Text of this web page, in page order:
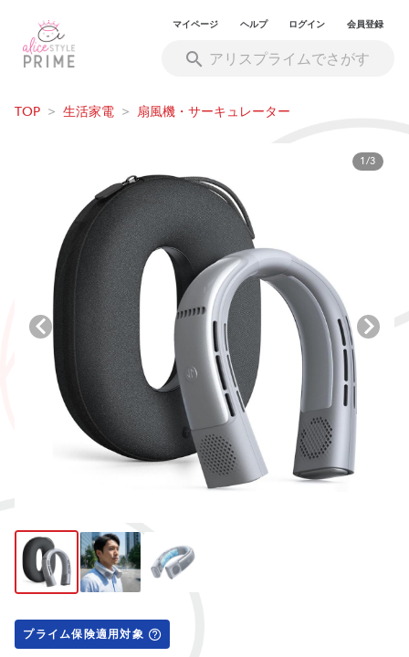
マイページ ヘルプ ログイン 会員登録
TOP > 生活家電 > 扇風機・サーキュレーター
1/3
プライム保険適用対象